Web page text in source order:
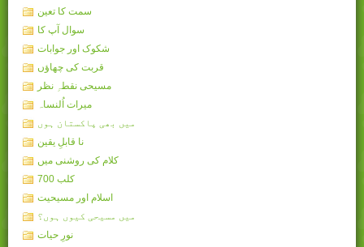
سمت کا تعین
سوال آپ کا
شکوک اور جوابات
قربت کی چھاؤں
مسیحی نقطہِ نظر
میرات اُلنساہ
میں بھی پاکستان ہوں
نا قابلِ یقین
کلام کی روشنی میں
کلب 700
اسلام اور مسیحیت
میں مسیحی کیوں ہوں؟
نورِ حیات